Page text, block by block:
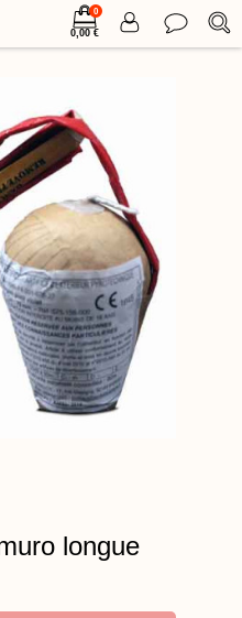
0
0,00 €
longue